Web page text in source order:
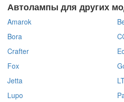
Автолампы для других
Amarok
Bora
Crafter
Fox
Jetta
Lupo